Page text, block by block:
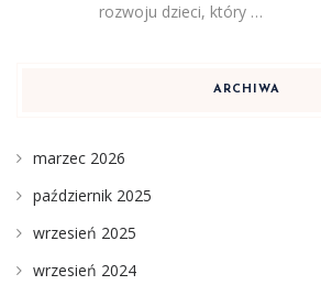
rozwoju dzieci, który …
ARCHIWA
marzec 2026
październik 2025
wrzesień 2025
wrzesień 2024